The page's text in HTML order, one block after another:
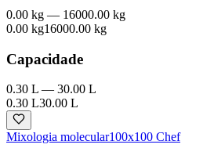
0.00 kg — 16000.00 kg
0.00 kg16000.00 kg
Capacidade
0.30 L — 30.00 L
0.30 L30.00 L
Mixologia molecular100x100 Chef